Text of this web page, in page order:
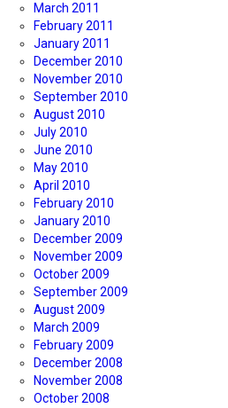
March 2011
February 2011
January 2011
December 2010
November 2010
September 2010
August 2010
July 2010
June 2010
May 2010
April 2010
February 2010
January 2010
December 2009
November 2009
October 2009
September 2009
August 2009
March 2009
February 2009
December 2008
November 2008
October 2008